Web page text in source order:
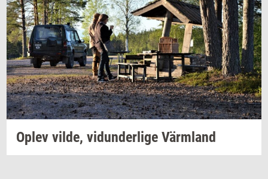
Oplev vilde, vi­dun­der­li­ge Värmland